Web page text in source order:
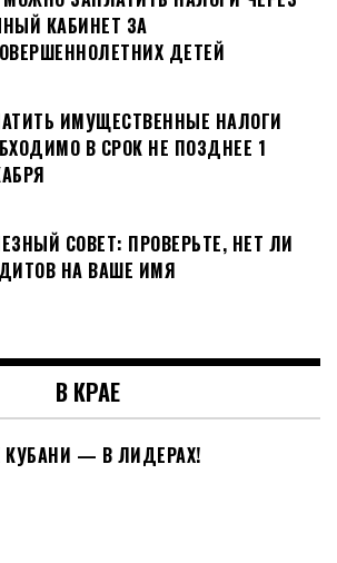
КАБИНЕТ ЗА
ДЕТЕЙ
ИМУЩЕСТВЕННЫЕ НАЛОГИ
В СРОК НЕ ПОЗДНЕЕ 1
СОВЕТ: ПРОВЕРЬТЕ, НЕТ ЛИ
НА ВАШЕ ИМЯ
В КРАЕ
КУБАНИ — В ЛИДЕРАХ!